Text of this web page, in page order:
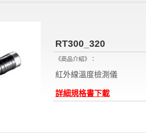
RT300_320
《商品介紹》：
紅外線溫度檢測儀
詳細規格書下載